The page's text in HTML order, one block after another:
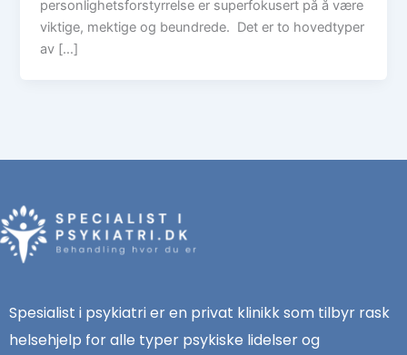
personlighetsforstyrrelse er superfokusert på å være
viktige, mektige og beundrede. Det er to hovedtyper
av […]
Spesialist i psykiatri er en privat klinikk som tilbyr rask
helsehjelp for alle typer psykiske lidelser og